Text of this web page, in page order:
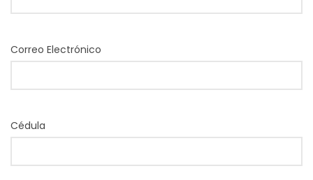
Correo Electrónico
Cédula